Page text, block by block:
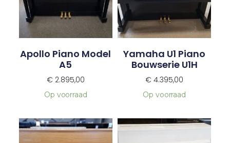
Apollo Piano Model
A5
€ 2.895,00
Op voorraad
Yamaha U1 Piano
Bouwserie U1H
€ 4.395,00
Op voorraad